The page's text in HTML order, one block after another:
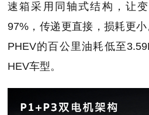
速箱采用同轴式结构，让
97%，传递更直接，损耗更
PHEV的百公里油耗低至
HEV车型。